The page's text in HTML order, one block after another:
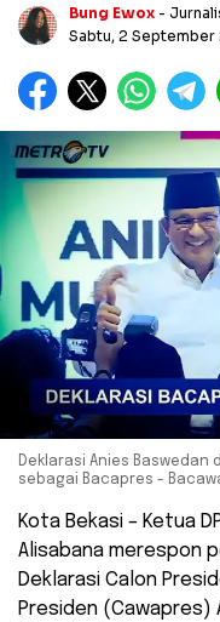
Bung Ewox -
Sabtu, 2 September
Deklarasi Anies Baswedan
sebagai Bacapres -
Kota Bekasi – Ketua
Alisabana merespon
Deklarasi Calon
Presiden (Cawapres)